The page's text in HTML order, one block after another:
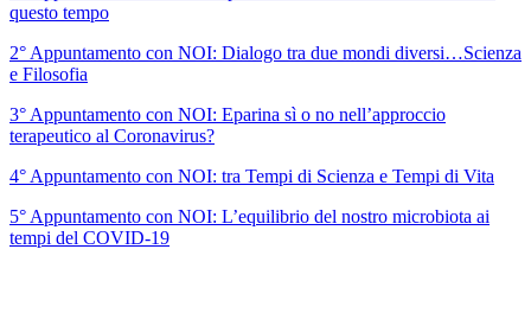
questo tempo
2° Appuntamento con NOI: Dialogo tra due mondi diversi…Scienza
e Filosofia
3° Appuntamento con NOI: Eparina sì o no nell’approccio
terapeutico al Coronavirus?
4° Appuntamento con NOI: tra Tempi di Scienza e Tempi di Vita
5° Appuntamento con NOI: L’equilibrio del nostro microbiota ai
tempi del COVID-19